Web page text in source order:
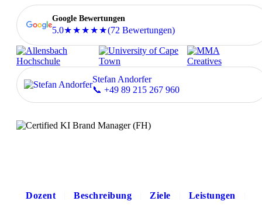
Google Bewertungen
5.0★★★★★(72 Bewertungen)
Stefan Andorfer
📞 +49 89 215 267 960
Dozent Beschreibung Ziele Leistungen